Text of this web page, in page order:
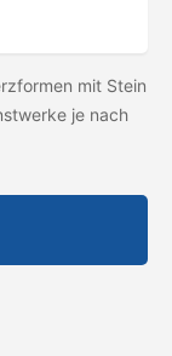
mit Stein
je nach